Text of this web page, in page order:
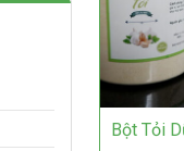
Bột Tỏi